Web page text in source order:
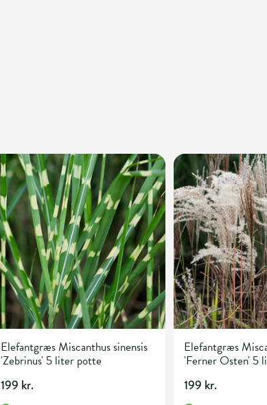
Elefantgræs Miscanthus sinensis
'Zebrinus' 5 liter potte
199 kr.
Elefantgræs
'Ferner Osten' 5
199 kr.